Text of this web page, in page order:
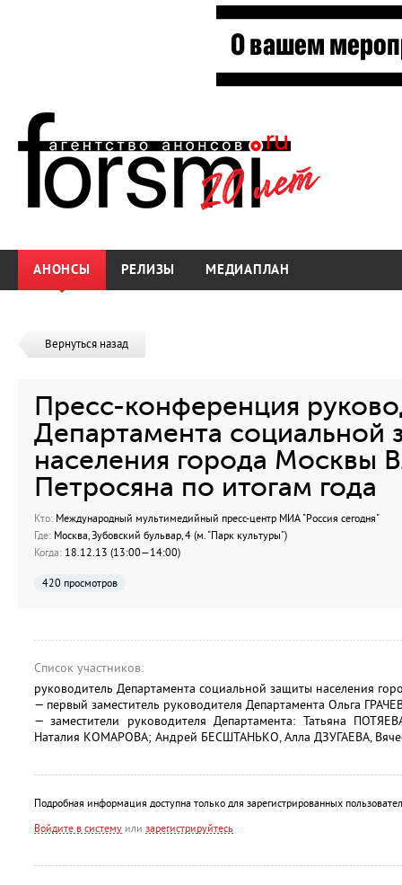
АНОНСЫ РЕЛИЗЫ МЕДИАПЛАН
Вернуться назад
Пресс-конференция
Департамента социальной
населения города Москвы
Петросяна по итогам года
Кто: Международный мультимедийный пресс-центр МИА "Россия сегодня"
Где: Москва, Зубовский бульвар, 4 (м. "Парк культуры")
Когда: 18.12.13 (13:00—14:00)
420 просмотров
Список участников:
руководитель Департамента социальной защиты населения
— первый заместитель руководителя Департамента Ольга
— заместители руководителя Департамента: Татьяна
Наталия КОМАРОВА; Андрей БЕСШТАНЬКО, Алла ДЗУГАЕВА,
Подробная информация доступна только для зарегистрированных
Войдите в систему или зарегистрируйтесь